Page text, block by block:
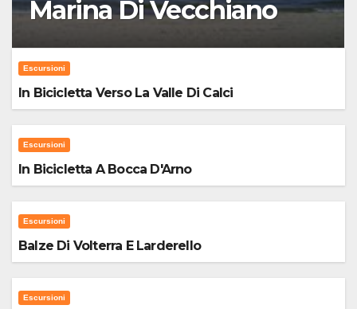
Marina Di Vecchiano
Escursioni
In Bicicletta Verso La Valle Di Calci
Escursioni
In Bicicletta A Bocca D'Arno
Escursioni
Balze Di Volterra E Larderello
Escursioni